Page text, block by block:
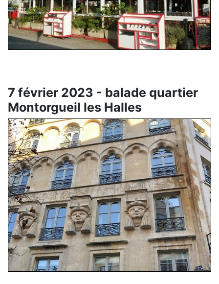
7 février 2023 - balade quartier
Montorgueil les Halles